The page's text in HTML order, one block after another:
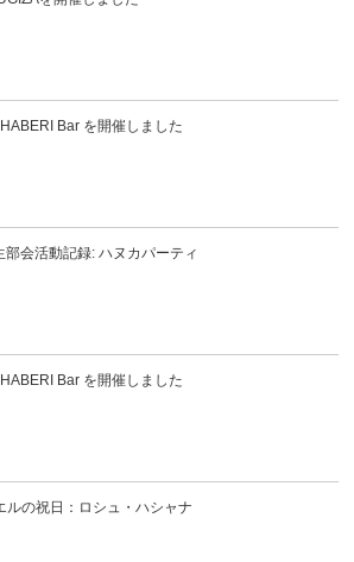
Bar を開催しました
部会活動記録: ハヌカパーティ
Bar を開催しました
ルの祝日：ロシュ・ハシャナ